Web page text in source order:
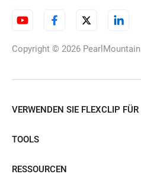
Copyright © 2026 PearlMountain
VERWENDEN SIE FLEXCLIP FÜR
TOOLS
RESSOURCEN